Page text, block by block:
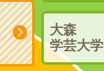
大森
学芸大学